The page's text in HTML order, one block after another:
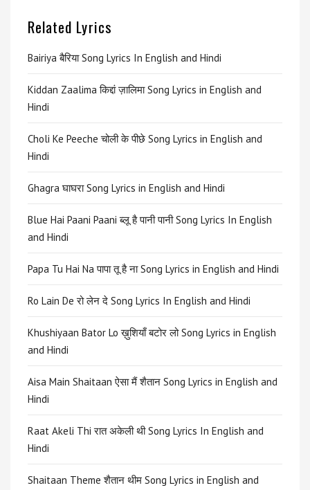
Related Lyrics
Bairiya बैरिया Song Lyrics In English and Hindi
Kiddan Zaalima किद्दां ज़ालिमा Song Lyrics in English and
Hindi
Choli Ke Peeche चोली के पीछे Song Lyrics in English and
Hindi
Ghagra घाघरा Song Lyrics in English and Hindi
Blue Hai Paani Paani ब्लू है पानी पानी Song Lyrics In English
and Hindi
Papa Tu Hai Na पापा तू है ना Song Lyrics in English and Hindi
Ro Lain De रो लेन दे Song Lyrics In English and Hindi
Khushiyaan Bator Lo ख़ुशियाँ बटोर लो Song Lyrics in English
and Hindi
Aisa Main Shaitaan ऐसा मैं शैतान Song Lyrics in English and
Hindi
Raat Akeli Thi रात अकेली थी Song Lyrics In English and
Hindi
Shaitaan Theme शैतान थीम Song Lyrics in English and